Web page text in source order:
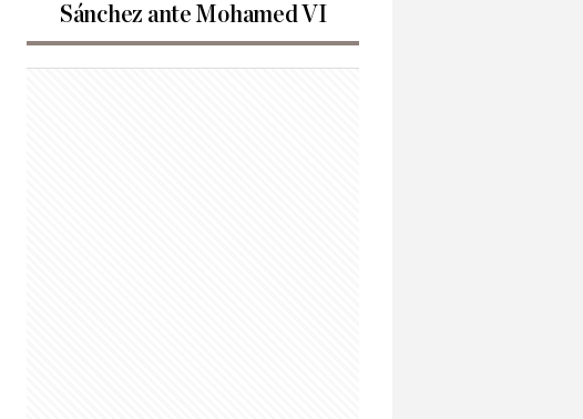
Sánchez ante Mohamed VI